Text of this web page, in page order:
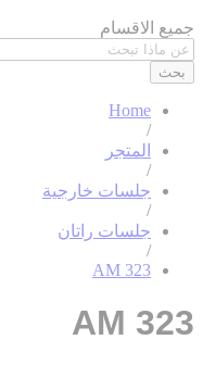
جميع الاقسام
بحث
Home
/
المتجر
/
جلسات خارجية
/
جلسات راتان
/
AM 323
AM 323